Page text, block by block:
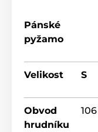
Pánské
pyžamo
Velikost S
Obvod
hrudníku
106